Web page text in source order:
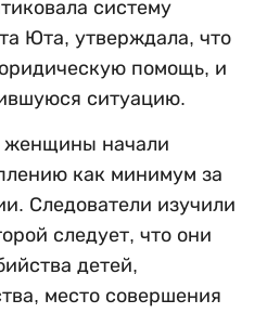
систему
Юта, утверждала, что
помощь, и
ситуацию.
начали
как минимум за
Следователи изучили
следует, что они
детей,
место совершения